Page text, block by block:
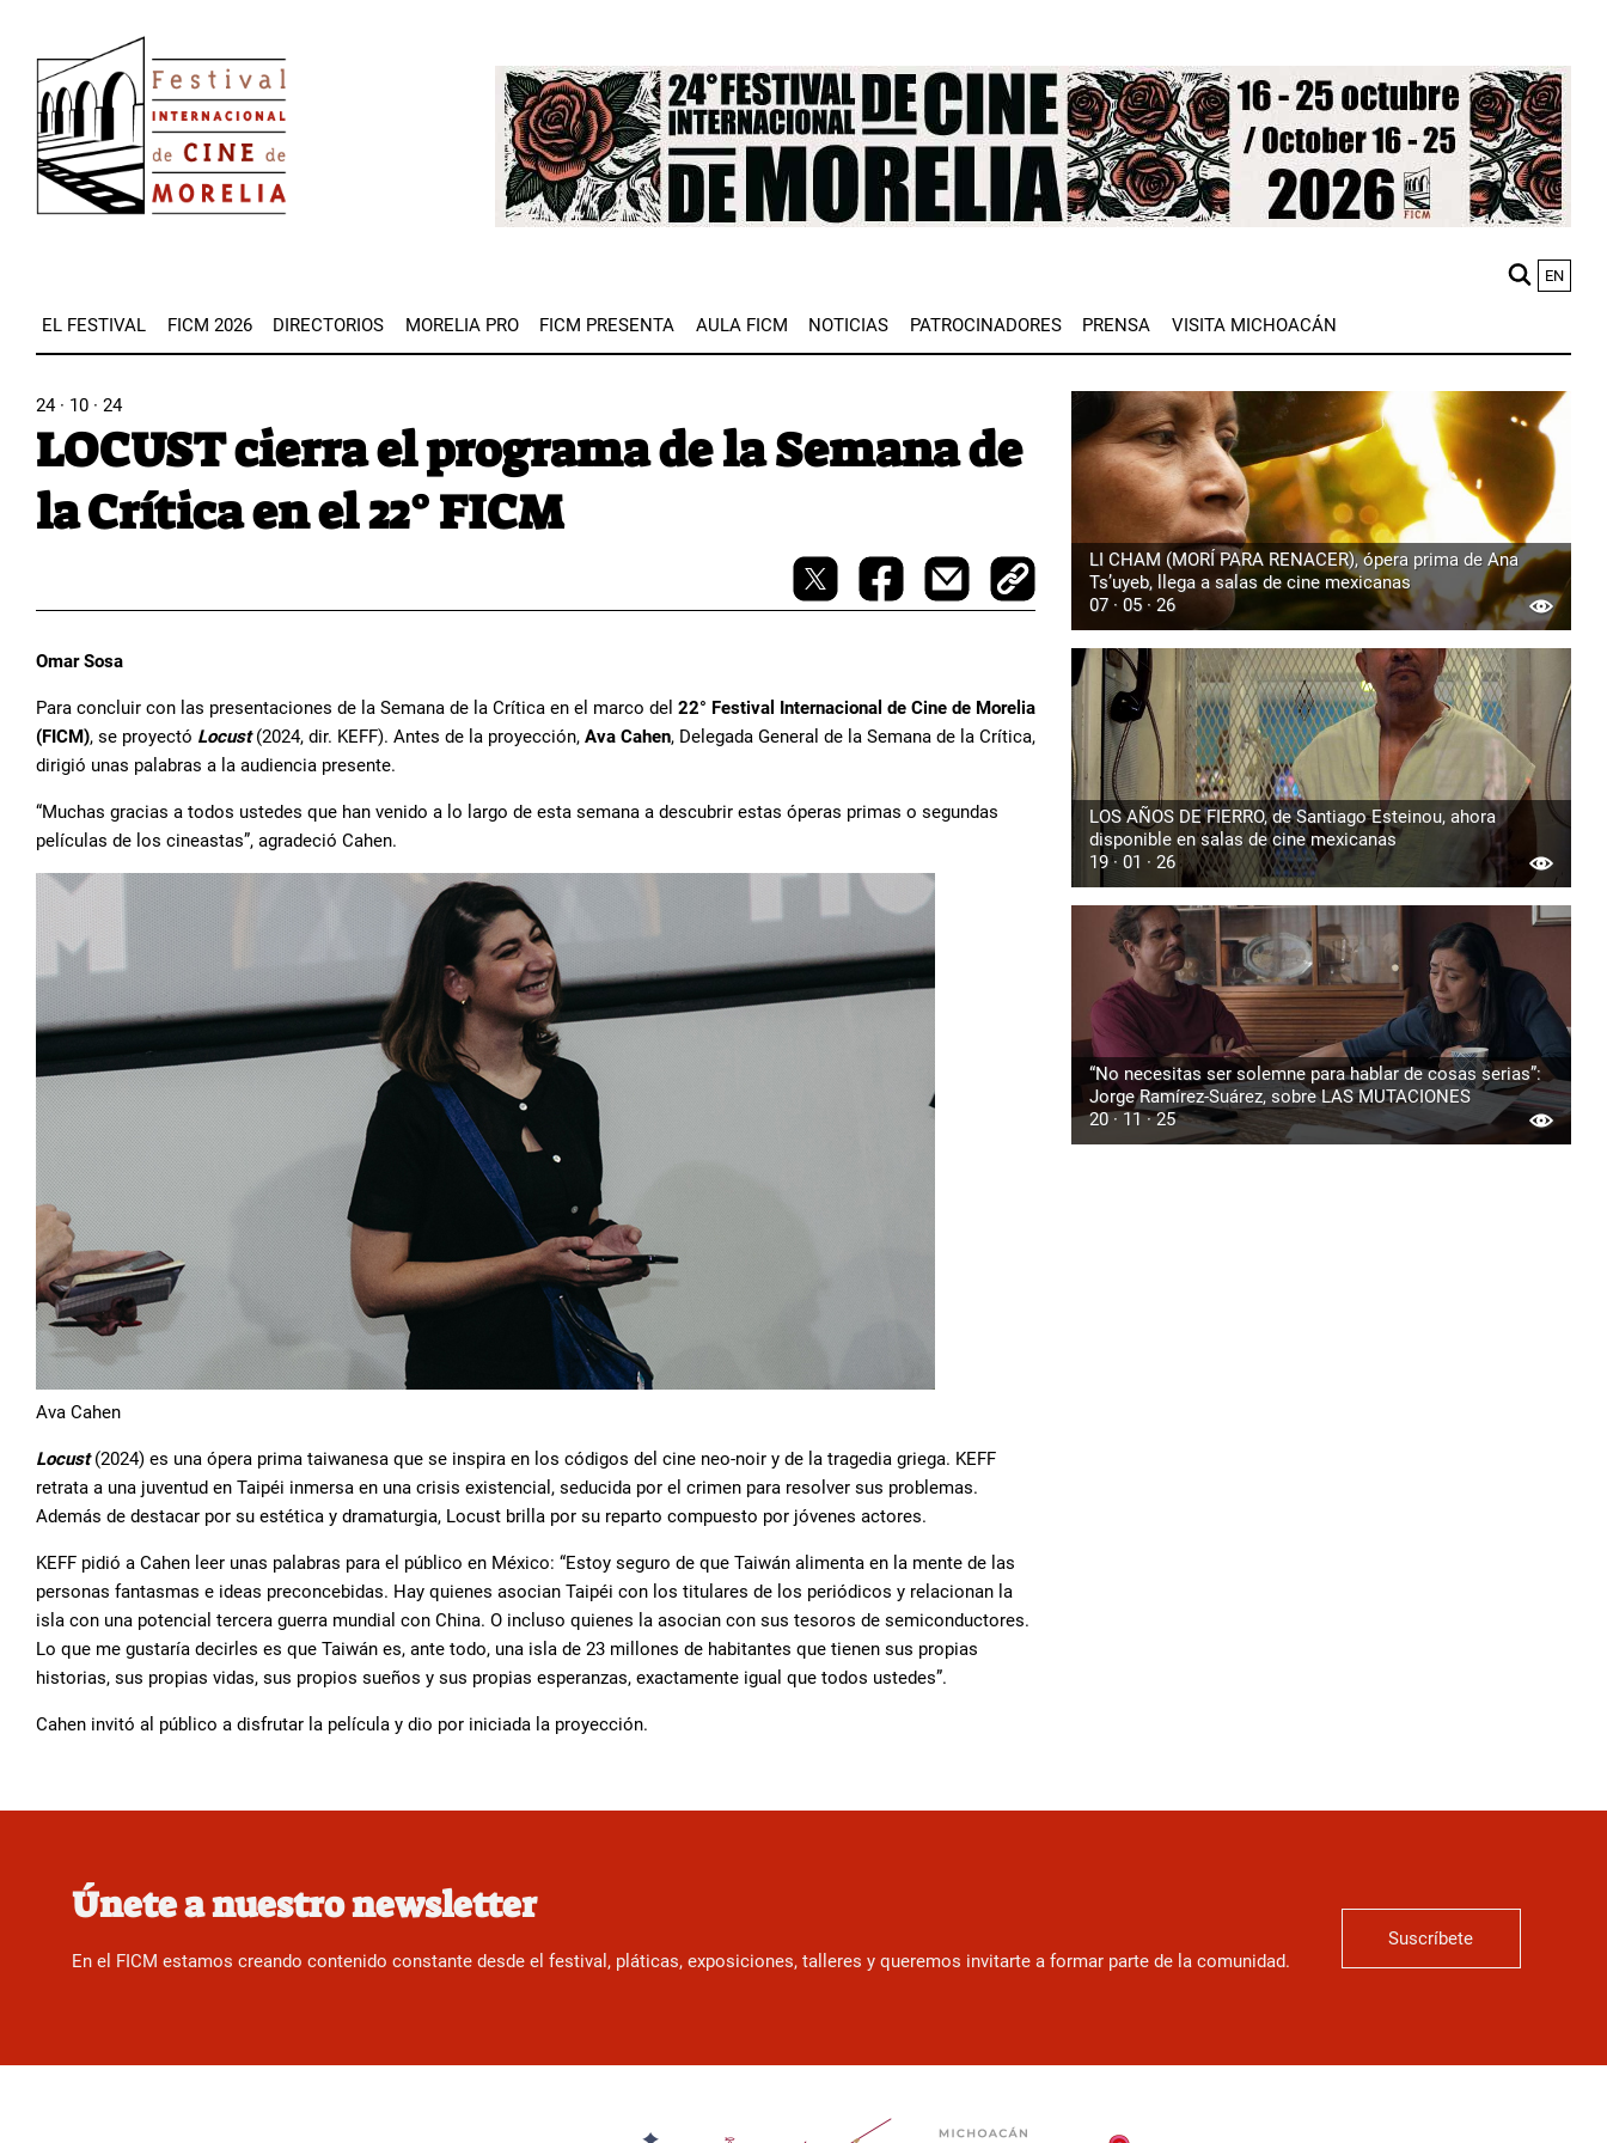
contenido
principal
Image
EN
EL FESTIVAL FICM 2026 DIRECTORIOS MORELIA PRO FICM PRESENTA AULA FICM NOTICIAS PATROCINADORES PRENSA VISITA MICHOACÁN
24 · 10 · 24
LOCUST cierra el programa de la Semana de
la Crítica en el 22° FICM
Omar Sosa
Para concluir con las presentaciones de la Semana de la Crítica en el marco del 22° Festival Internacional de Cine de Morelia
(FICM), se proyectó Locust(2024, dir. KEFF). Antes de la proyección, Ava Cahen, Delegada General de la Semana de la Crítica,
dirigió unas palabras a la audiencia presente.
“Muchas gracias a todos ustedes que han venido a lo largo de esta semana a descubrir estas óperas primas o segundas
películas de los cineastas”, agradeció Cahen.
Ava Cahen
Locust(2024) es una ópera prima taiwanesa que se inspira en los códigos del cine neo-noir y de la tragedia griega. KEFF
retrata a una juventud en Taipéi inmersa en una crisis existencial, seducida por el crimen para resolver sus problemas.
Además de destacar por su estética y dramaturgia, Locust brilla por su reparto compuesto por jóvenes actores.
KEFF pidió a Cahen leer unas palabras para el público en México: “Estoy seguro de que Taiwán alimenta en la mente de las
personas fantasmas e ideas preconcebidas. Hay quienes asocian Taipéi con los titulares de los periódicos y relacionan la
isla con una potencial tercera guerra mundial con China. O incluso quienes la asocian con sus tesoros de semiconductores.
Lo que me gustaría decirles es que Taiwán es, ante todo, una isla de 23 millones de habitantes que tienen sus propias
historias, sus propias vidas, sus propios sueños y sus propias esperanzas, exactamente igual que todos ustedes”.
Cahen invitó al público a disfrutar la película y dio por iniciada la proyección.
LI CHAM (MORÍ PARA RENACER), ópera prima de Ana
Ts’uyeb, llega a salas de cine mexicanas
07 · 05 · 26
LOS AÑOS DE FIERRO, de Santiago Esteinou, ahora
disponible en salas de cine mexicanas
19 · 01 · 26
“No necesitas ser solemne para hablar de cosas serias”:
Jorge Ramírez-Suárez, sobre LAS MUTACIONES
20 · 11 · 25
Únete a nuestro newsletter
En el FICM estamos creando contenido constante desde el festival, pláticas, exposiciones, talleres y queremos invitarte a formar parte de la comunidad.
Suscríbete